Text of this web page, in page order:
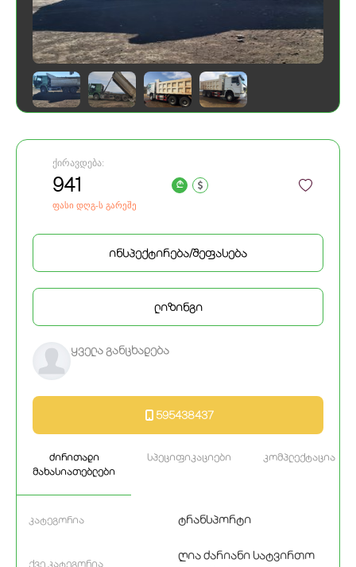
ქირავდება:
941
ფასი დღგ-ს გარეშე
a
ძირითადი
მახასიათებლები
სპეციფიკაციები კომპლექტაცია
კატეგორია ტრანსპორტი
ქვე კატეგორია
ღია ძარიანი სატვირთო
ინსპექტირება/შეფასება
ლიზინგი
ყველა განცხადება
595438437